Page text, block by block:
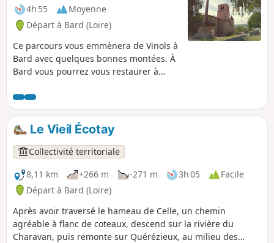
4h 55
Moyenne
Départ à Bard (Loire)
Ce parcours vous emmènera de Vinols à
Bard avec quelques bonnes montées. À
Bard vous pourrez vous restaurer à
retour, un petit crochet par la voie
romaine vous permettra d’avoir une
magnifique vue sur la plaine du Forez.
Le Vieil Écotay
Collectivité territoriale
8,11 km
+266 m -271 m 3h 05
Facile
Départ à Bard (Loire)
Après avoir traversé le hameau de Celle, un chemin
agréable à flanc de coteaux, descend sur la rivière du
Charavan, puis remonte sur Quérézieux, au milieu des